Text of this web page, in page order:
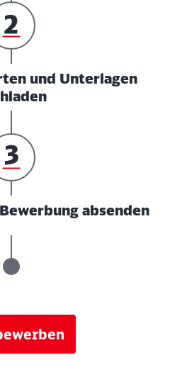
und Unterlagen
absenden